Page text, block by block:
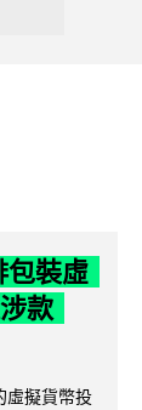
包裝虛
款
虛擬貨幣投